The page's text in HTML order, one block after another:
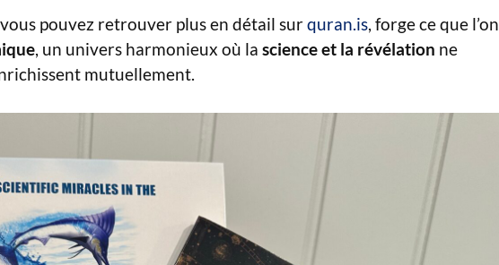
pouvez retrouver plus en détail surquran.is, forge ce que l’on
, un univers harmonieux où la science et la révélation ne
mutuellement.